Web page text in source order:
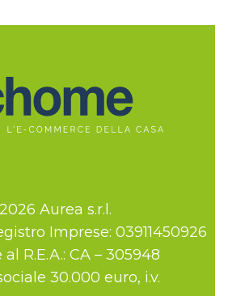
Aurea s.r.l.
Imprese: 03911450926
R.E.A.: CA – 305948
30.000 euro, i.v.